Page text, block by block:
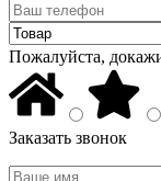
Пожалуйста,
Заказать звонок